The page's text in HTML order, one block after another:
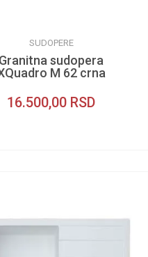
SUDOPERE
sudopera
M 62 crna
16.500,00 RSD